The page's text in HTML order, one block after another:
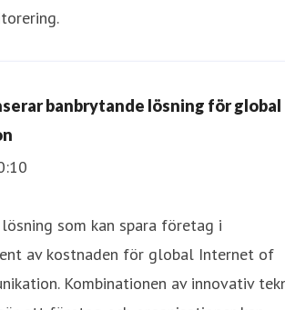
banbrytande lösning för global
som kan spara företag i
av kostnaden för global Internet of
Kombinationen av innovativ